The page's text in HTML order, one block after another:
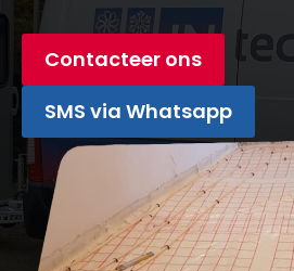
Contacteer ons
SMS via Whatsapp